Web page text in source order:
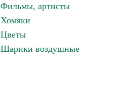
Фильмы, артисты
Хомяки
Цветы
Шарики воздушные